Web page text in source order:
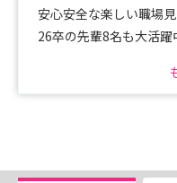
安心安全な楽しい職場
26卒の先輩8名も大活躍